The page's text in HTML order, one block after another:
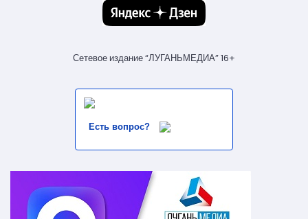
Сетевое издание “ЛУГАНЬМЕДИА” 16+
Есть вопрос?